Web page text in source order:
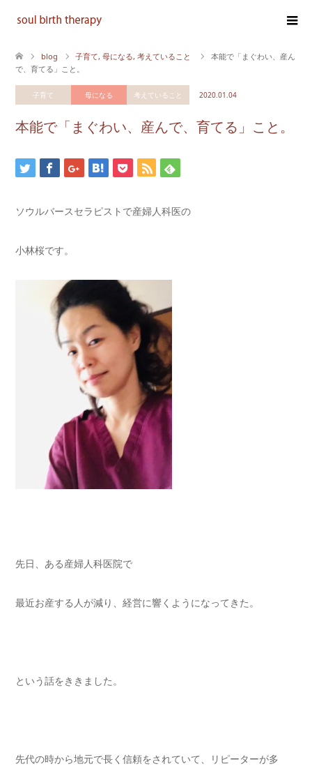
blog 子育て, 母になる, 考えていること
本能で「まぐわい、産ん
で、育てる」こと。
子育て 母になる 考えていること 2020.01.04
本能で「まぐわい、産んで、育てる」こと。
ソウルバースセラピストで産婦人科医の
小林桜です。
先日、ある産婦人科医院で
最近お産する人が減り、経営に響くようになってきた。
という話をききました。
先代の時から地元で長く信頼をされていて、リピーターが多